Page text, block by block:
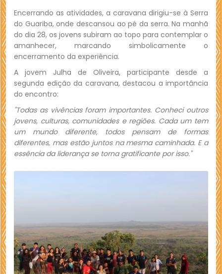
Encerrando as atividades, a caravana dirigiu-se à Serra
do Guariba, onde descansou ao pé da serra. Na manhã
do dia 28, os jovens subiram ao topo para contemplar o
amanhecer, marcando simbolicamente o
encerramento da experiência.
A jovem Julha de Oliveira, participante desde a
segunda edição da caravana, destacou a importância
do encontro:
"Todas as vivências foram importantes. Conheci outros
jovens, culturas, comunidades e regiões. Cada um tem
um mundo diferente, todos pensam de formas
diferentes, mas estão juntos na mesma caminhada. E a
essência da liderança se torna gratificante por isso."